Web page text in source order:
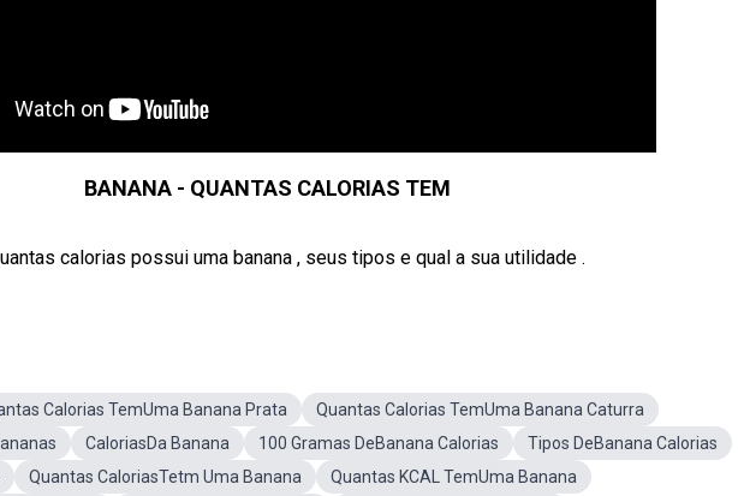
BANANA - QUANTAS CALORIAS TEM
calorias possui uma banana , seus tipos e qual a sua utilidade .
Calorias TemUma Banana Prata
Quantas Calorias TemUma Banana Caturra
CaloriasDa Banana 100 Gramas DeBanana Calorias
Tipos DeBanana Calorias
Quantas CaloriasTetm Uma Banana
Quantas KCAL TemUma Banana